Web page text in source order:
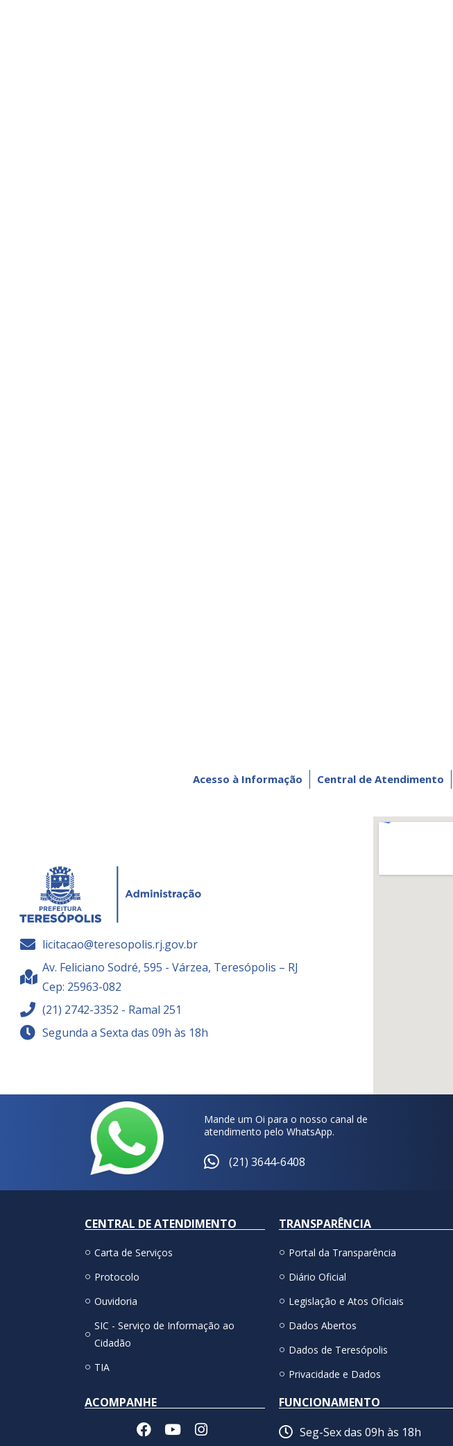
Acesso à Informação Central de Atendimento
licitacao@teresopolis.rj.gov.br
Av. Feliciano Sodré, 595 - Várzea, Teresópolis – RJ
Cep: 25963-082
(21) 2742-3352 - Ramal 251
Segunda a Sexta das 09h às 18h
Mande um Oi para o nosso canal de
atendimento pelo WhatsApp.
(21) 3644-6408
CENTRAL DE ATENDIMENTO
Carta de Serviços
Protocolo
Ouvidoria
SIC - Serviço de Informação ao
Cidadão
TIA
TRANSPARÊNCIA
Portal da Transparência
Diário Oficial
Legislação e Atos Oficiais
Dados Abertos
Dados de Teresópolis
Privacidade e Dados
ACOMPANHE
FUNCIONAMENTO
Seg-Sex das 09h às 18h